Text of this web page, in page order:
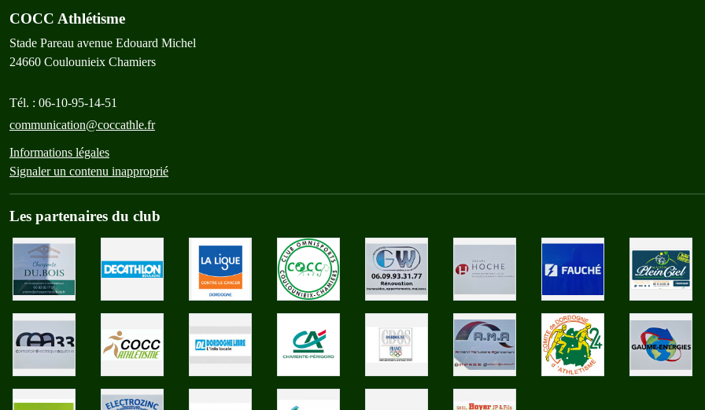
COCC Athlétisme
Stade Pareau avenue Edouard Michel
24660 Coulounieix Chamiers
Tél. : 06-10-95-14-51
communication@coccathle.fr
Informations légales
Signaler un contenu inapproprié
Les partenaires du club